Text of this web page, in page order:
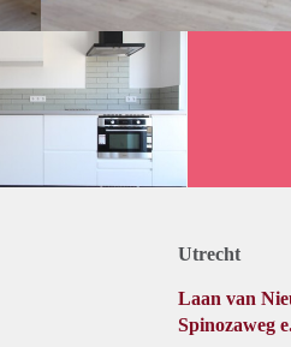
en keukenapparatuur.
Utrecht
Laan van
Spinozaweg